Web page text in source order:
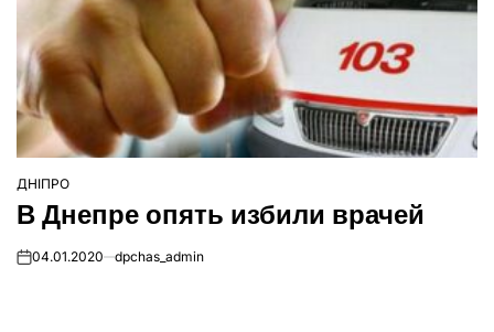
ОПУБЛІКУВАТИ
У
ДНІПРО
В Днепре опять избили врачей
on04.01.2020 dpchas_admin